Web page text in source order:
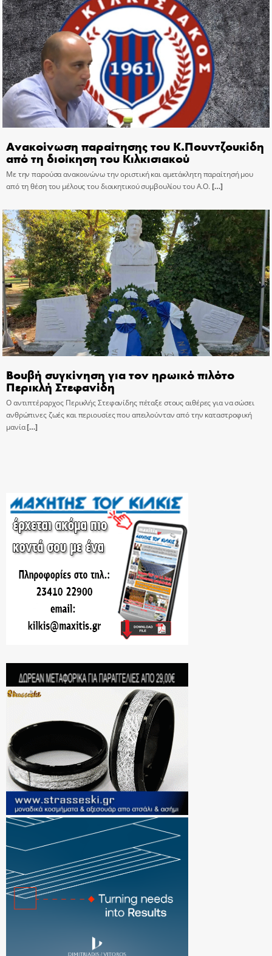
Ανακοίνωση παραίτησης του Κ.Πουντζουκίδη
από τη διοίκηση του Κιλκισιακού
Με την παρούσα ανακοινώνω την οριστική και αμετάκλητη παραίτησή μου
από τη θέση του μέλους του διοικητικού συμβουλίου του Α.Ο.[…]
Βουβή συγκίνηση για τον ηρωικό πιλότο
Περικλή Στεφανίδη
Ο αντιπτέραρχος Περικλής Στεφανίδης πέταξε στους αιθέρες για να σώσει
ανθρώπινες ζωές και περιουσίες που απειλούνταν από την καταστροφική
μανία[…]